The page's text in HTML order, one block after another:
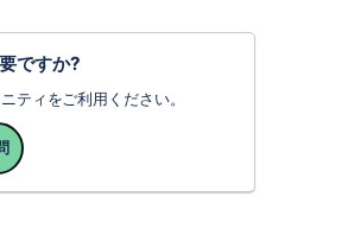
ですか?
ティをご利用ください。